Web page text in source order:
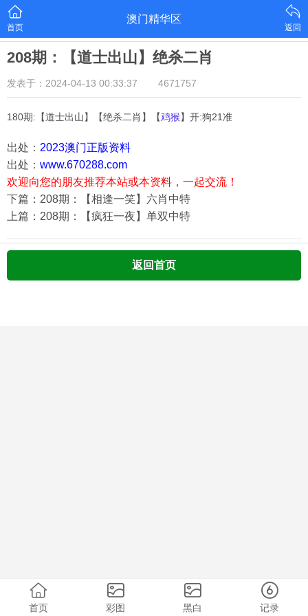
首页
澳门精华区
返回
208期：【道士出山】绝杀二肖
发表于：2024-04-13 00:33:37 4671757
180期:【道士出山】【绝杀二肖】【鸡猴】开:狗21准
出处： 2023澳门正版资料
出处： www.670288.com
欢迎向您的朋友推荐本站或本资料，一起交流！
下篇：208期：【相逢一笑】六肖中特
上篇：208期：【疯狂一夜】单双中特
返回首页
首页 彩图 黑白 记录